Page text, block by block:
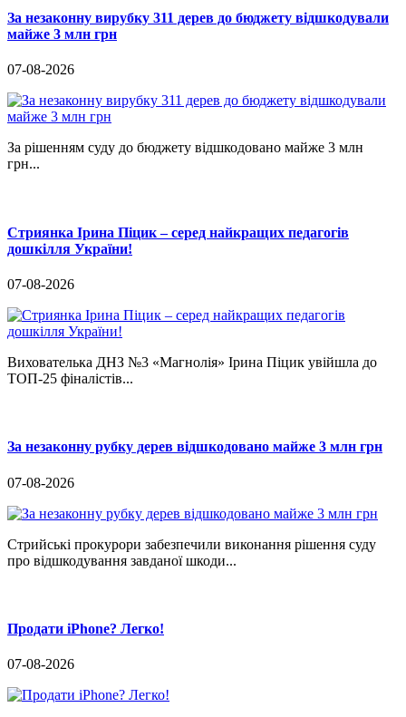
За незаконну вирубку 311 дерев до бюджету відшкодували
майже 3 млн грн
07-08-2026
За рішенням суду до бюджету відшкодовано майже 3 млн
грн...
Стриянка Ірина Піцик – серед найкращих педагогів
дошкілля України!
07-08-2026
Вихователька ДНЗ №3 «Магнолія» Ірина Піцик увійшла до
ТОП-25 фіналістів...
За незаконну рубку дерев відшкодовано майже 3 млн грн
07-08-2026
Стрийські прокурори забезпечили виконання рішення суду
про відшкодування завданої шкоди...
Продати iPhone? Легко!
07-08-2026